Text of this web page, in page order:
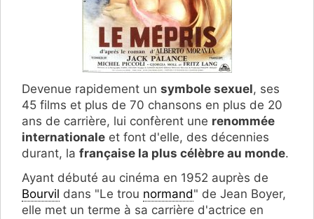
Devenue rapidement un symbole sexuel, ses
45 films et plus de 70 chansons en plus de 20
ans de carrière, lui confèrent une renommée
internationale et font d'elle, des décennies
durant, la française la plus célèbre au monde.
Ayant débuté au cinéma en 1952 auprès de
Bourvil dans "Le trou normand" de Jean Boyer,
elle met un terme à sa carrière d'actrice en